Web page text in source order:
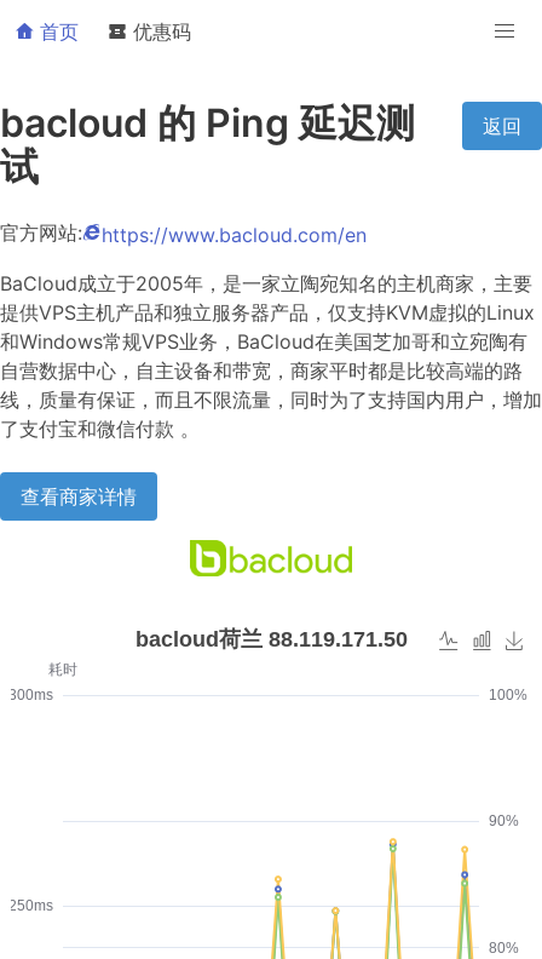
首页 优惠码
bacloud 的 Ping 延迟测
试
返回
官方网站:
https://www.bacloud.com/en
BaCloud成立于2005年，是一家立陶宛知名的主机商家，主要
提供VPS主机产品和独立服务器产品，仅支持KVM虚拟的Linux
和Windows常规VPS业务，BaCloud在美国芝加哥和立宛陶有
自营数据中心，自主设备和带宽，商家平时都是比较高端的路
线，质量有保证，而且不限流量，同时为了支持国内用户，增加
了支付宝和微信付款 。
查看商家详情
耗时
250ms
300ms
80%
90%
100%
bacloud荷兰 88.119.171.50